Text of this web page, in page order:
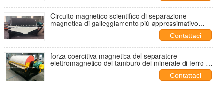
Circuito magnetico scientifico di separazione
magnetica di galleggiamento più approssimativo
Contattaci
forza coercitiva magnetica del separatore
elettromagnetico del tamburo del minerale di ferro di
Contattaci